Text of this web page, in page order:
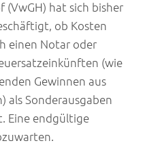
hat sich bisher
ob Kosten
einen Notar oder
(wie
Gewinnen aus
als Sonderausgaben
Eine endgültige